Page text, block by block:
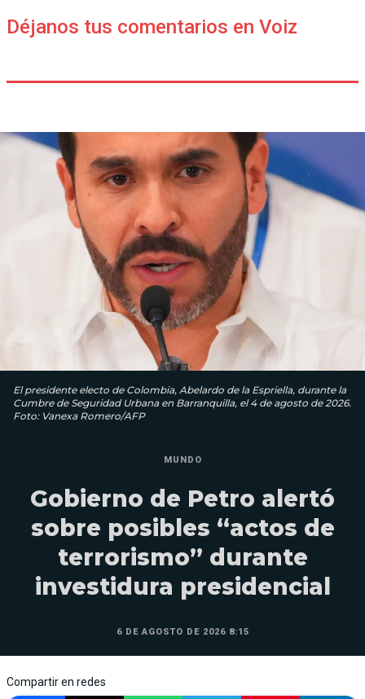
Déjanos tus comentarios en Voiz
El presidente electo de Colombia, Abelardo de la Espriella, durante la
Cumbre de Seguridad Urbana en Barranquilla, el 4 de agosto de 2026.
Foto: Vanexa Romero/AFP
MUNDO
Gobierno de Petro alertó
sobre posibles “actos de
terrorismo” durante
investidura presidencial
6 DE AGOSTO DE 2026 8:15
Compartir en redes